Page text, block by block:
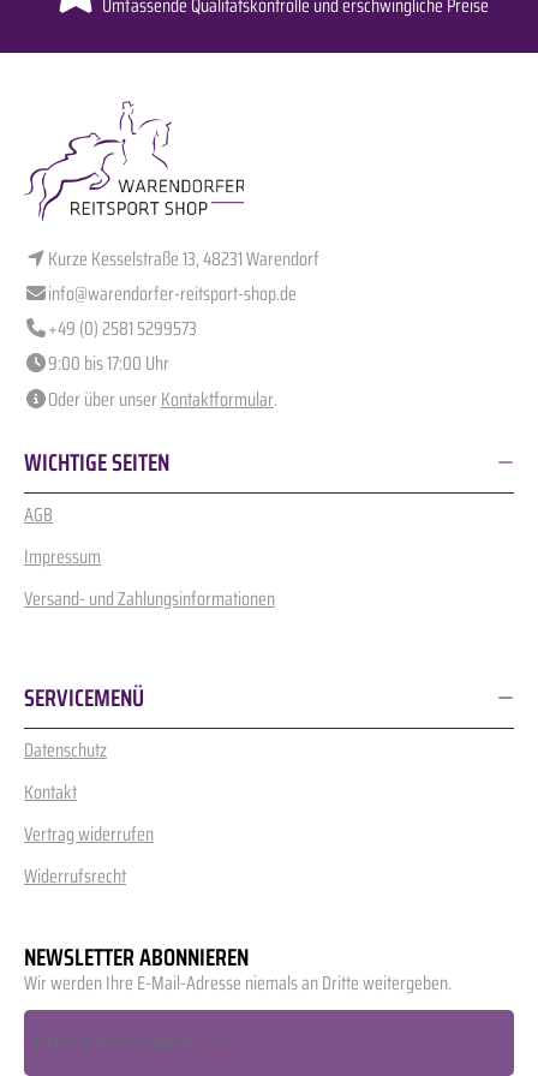
Kurze Kesselstraße 13, 48231 Warendorf
info@warendorfer-reitsport-shop.de
+49 (0) 2581 5299573
9:00 bis 17:00 Uhr
Oder über unserKontaktformular.
WICHTIGE SEITEN
AGB
Impressum
Versand- und Zahlungsinformationen
SERVICEMENÜ
Datenschutz
Kontakt
Vertrag widerrufen
Widerrufsrecht
NEWSLETTER ABONNIEREN
Wir werden Ihre E-Mail-Adresse niemals an Dritte weitergeben.